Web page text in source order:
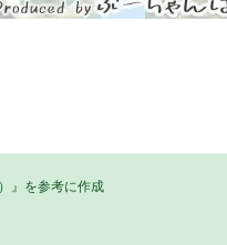
』を参考に作成